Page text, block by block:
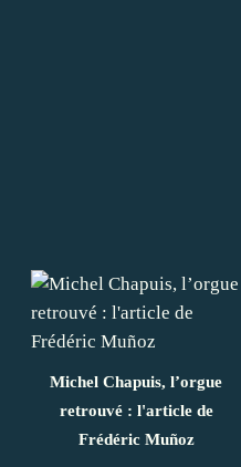
Michel Chapuis, l’orgue
retrouvé : l'article de
Frédéric Muñoz